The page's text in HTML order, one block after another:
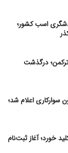
اسب کشور؛
درگذشت
سوارکاری اعلام شد؛
خورد؛ آغاز ثبت‌نام